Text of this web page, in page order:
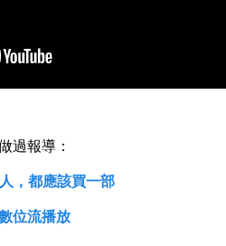
過報導：
，都應該買一部
位流播放